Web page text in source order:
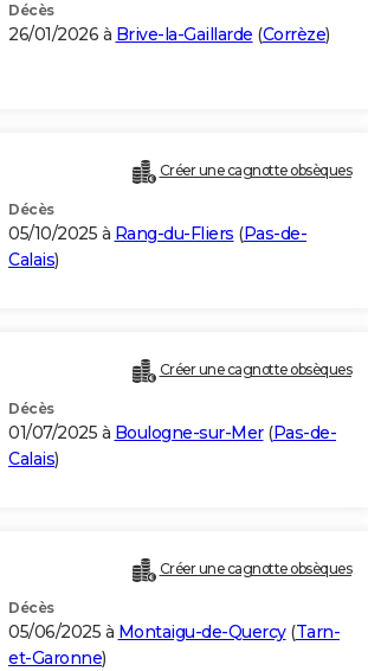
Décès
26/01/2026 à Brive-la-Gaillarde (Corrèze)
Créer une cagnotte obsèques
Décès
05/10/2025 à Rang-du-Fliers (Pas-de-
Calais)
Créer une cagnotte obsèques
Décès
01/07/2025 à Boulogne-sur-Mer(Pas-de-
Calais)
Créer une cagnotte obsèques
Décès
05/06/2025 à Montaigu-de-Quercy(Tarn-
et-Garonne)